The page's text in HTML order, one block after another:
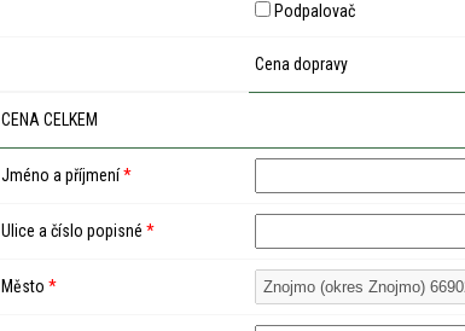
Podpalovač
Cena dopravy
CENA CELKEM
Jméno a příjmení*
Ulice a číslo popisné *
Město *